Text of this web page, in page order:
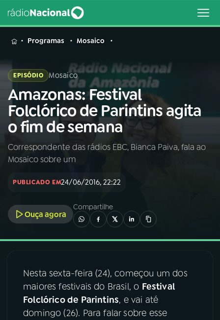
MENU
Buscar
na
Rádio
Nacional
Buscar
AO VIVO
INÍCIO
A RÁDIO
03PROGRAMAÇÃO
04 PROGRAMAS
PODCASTS
Programas Mosaico
EPISÓDIO Mosaico
Amazonas: Festival
Folclórico de Parintins agita
o fim de semana
Correspondente das rádios EBC, Bianca Paiva, fala ao
Mosaico sobre um
PUBLICADO EM24/06/2016, 22:22
Ouça agora
Compartilhe
Nesta sexta-feira (24), começou um dos
maiores festivais do Brasil, o Festival
Folclórico de Parintins, e vai até
domingo (26). Para falar sobre esse